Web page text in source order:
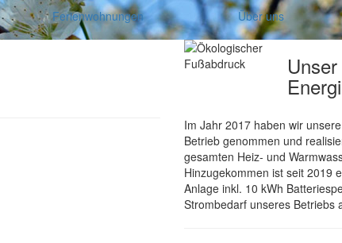
Ferienwohnungen Über uns
Im Jahr 2017 haben wir
Betrieb genommen und
gesamten Heiz- und
Hinzugekommen ist seit 2019
Anlage inkl. 10 kWh
Strombedarf unseres Betriebs